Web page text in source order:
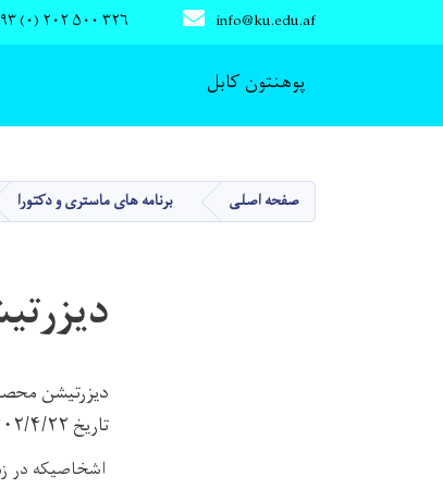
پوهنتون کابل
info@ku.edu.af +۹۳ (۰) ۲۰۲ ۵۰۰
صفحه اصلی برنامه های ماستری و دکتورا
تاریخ ۱۴۰۲/۴/۲۲ مدار اعتبار می باشد
اشخاصیکه در